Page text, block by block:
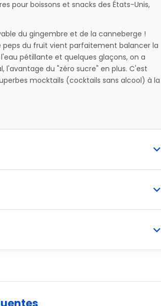
pour boissons et snacks des États-Unis,
du gingembre et de la canneberge !
du fruit vient parfaitement balancer la
pétillante et quelques glaçons, on a
l'avantage du "zéro sucre" en plus. C'est
mocktails (cocktails sans alcool) à la